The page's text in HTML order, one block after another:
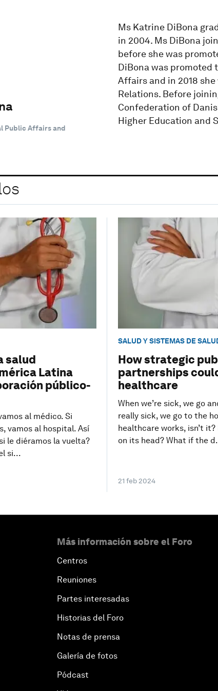
Public Affairs and
Ms Katrine DiBona
in 2004. Ms DiBona
before she was
DiBona was promoted
Affairs and in 2018
Relations. Before
Confederation of
Higher Education and
salud
Latina
público-
al médico. Si
vamos al hospital. Así
le diéramos la vuelta?
si...
SALUD Y SISTEMAS DE
How strategic
partnerships
healthcare
When we’re sick, we go
really sick, we go to the
healthcare works, isn’t
on its head? What if the
21 feb 2024
Más información sobre el Foro
Centros
Reuniones
Partes interesadas
Historias del Foro
Notas de prensa
Galería de fotos
Pódcast